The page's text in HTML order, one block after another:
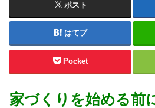
ポスト
はてブ
Pocket
家づくりを始める前